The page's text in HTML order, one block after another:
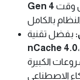
Gen 4
nCache 4.0، يضمن القرص أداءً ثابتاً ومستداماً، مما يجعله
الكبيرة